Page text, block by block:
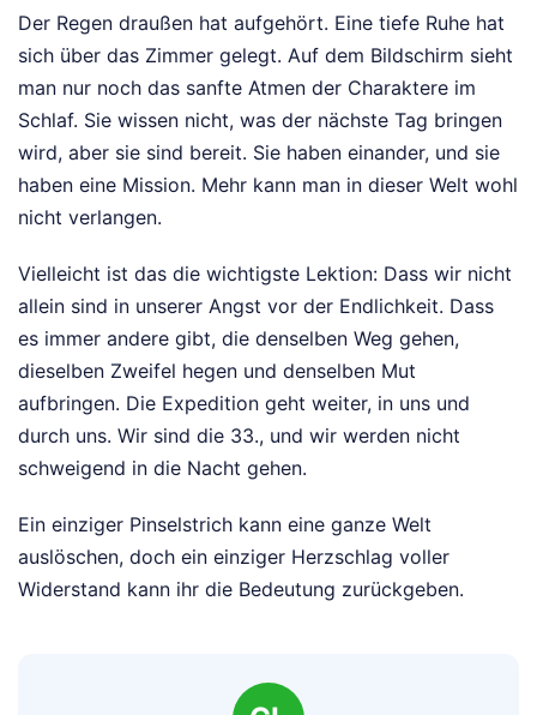
Der Regen draußen hat aufgehört. Eine tiefe Ruhe hat
sich über das Zimmer gelegt. Auf dem Bildschirm sieht
man nur noch das sanfte Atmen der Charaktere im
Schlaf. Sie wissen nicht, was der nächste Tag bringen
wird, aber sie sind bereit. Sie haben einander, und sie
haben eine Mission. Mehr kann man in dieser Welt wohl
nicht verlangen.
Vielleicht ist das die wichtigste Lektion: Dass wir nicht
allein sind in unserer Angst vor der Endlichkeit. Dass
es immer andere gibt, die denselben Weg gehen,
dieselben Zweifel hegen und denselben Mut
aufbringen. Die Expedition geht weiter, in uns und
durch uns. Wir sind die 33., und wir werden nicht
schweigend in die Nacht gehen.
Ein einziger Pinselstrich kann eine ganze Welt
auslöschen, doch ein einziger Herzschlag voller
Widerstand kann ihr die Bedeutung zurückgeben.